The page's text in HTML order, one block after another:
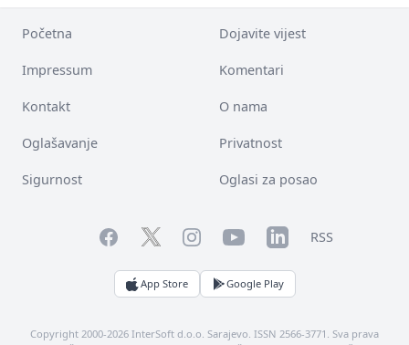
Početna Dojavite vijest
Impressum Komentari
Kontakt O nama
Oglašavanje Privatnost
Sigurnost Oglasi za posao
FacebookTwitterInstagramYouTubeLinkedInRSS
App Store Google Play
Copyright 2000-2026 InterSoft d.o.o. Sarajevo. ISSN 2566-3771. Sva prava